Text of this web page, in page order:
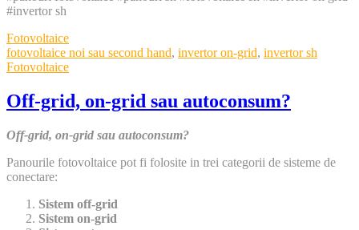
#invertor sh
Categories
Fotovoltaice
Tags
fotovoltaice noi sau second hand, invertor on-grid, invertor sh
Fotovoltaice
Off-grid, on-grid sau autoconsum?
Off-grid, on-grid sau autoconsum?
Panourile fotovoltaice pot fi folosite in trei categorii de sisteme de
conectare:
Sistem off-grid
Sistem on-grid